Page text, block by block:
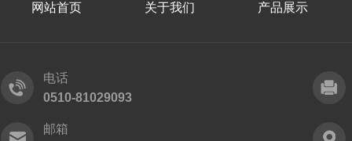
网站首页 关于我们 产品展示
电话
0510-81029093
邮箱